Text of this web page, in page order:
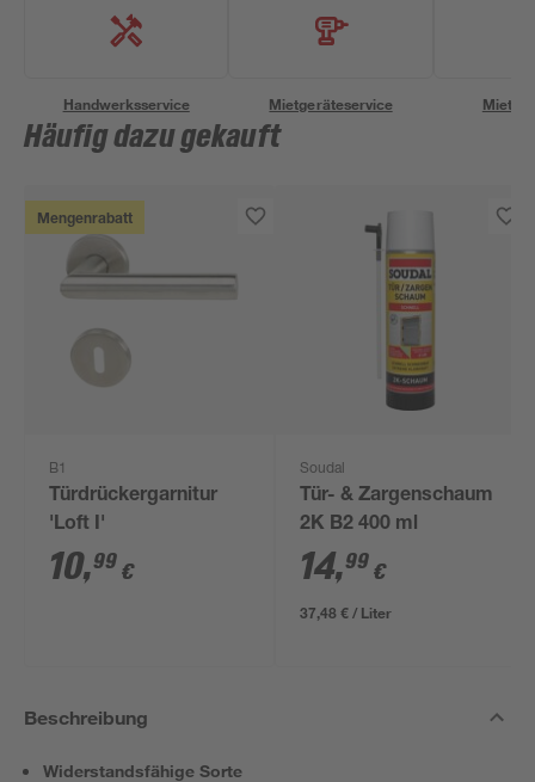
Handwerksservice Mietgeräteservice
Häufig dazu gekauft
Mengenrabatt
B1
Türdrückergarnitur
'Loft I'
10,99 €
Soudal
Tür- & Zargenschaum
2K B2 400 ml
14,99 €
37,48 € / Liter
Beschreibung
Widerstandsfähige Sorte